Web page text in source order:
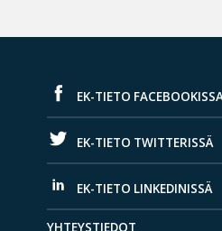
EK-TIETO
EK-TIETO TWITTERISSÄ
EK-TIETO LINKEDINISSÄ
YHTEYSTIEDOT